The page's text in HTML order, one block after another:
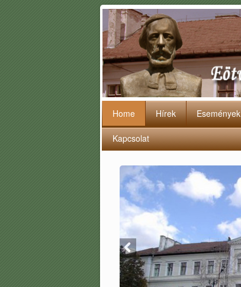
Home Hírek Események
Kapcsolat